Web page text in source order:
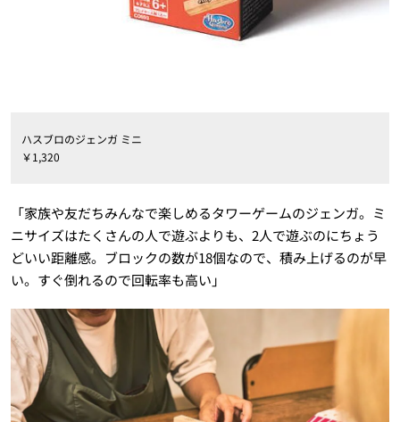
ハスブロのジェンガ ミニ
￥1,320
「家族や友だちみんなで楽しめるタワーゲームのジェンガ。ミ
ニサイズはたくさんの人で遊ぶよりも、2人で遊ぶのにちょう
どいい距離感。ブロックの数が18個なので、積み上げるのが早
い。すぐ倒れるので回転率も高い」